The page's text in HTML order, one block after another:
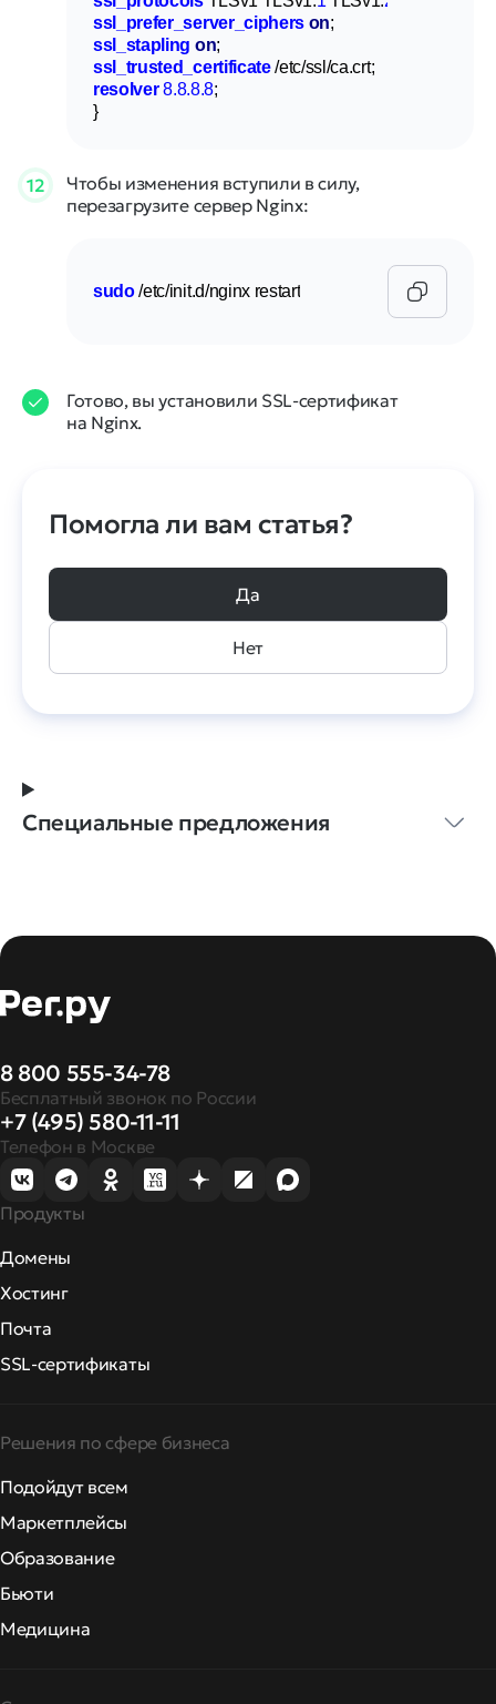
ssl_prefer_server_ciphers on
ssl_stapling on
ssl_trusted_certificate
resolver 8.8.8.8;
}
12
Чтобы изменения вступили в силу,
перезагрузите сервер Nginx:
sudo /etc/init.d/nginx restart
Готово, вы установили SSL-сертификат
на Nginx.
Помогла ли вам статья?
Да
Нет
Специальные предложения
8 800 555-34-78
Бесплатный звонок по России
+7 (495) 580-11-11
Телефон в Москве
Продукты
Домены
Хостинг
Почта
SSL-сертификаты
Решения по сфере бизнеса
Подойдут всем
Маркетплейсы
Образование
Бьюти
Медицина